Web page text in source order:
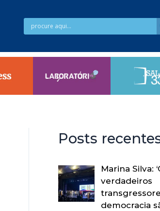
Posts
Marina Silva:
verdadeiros
democracia